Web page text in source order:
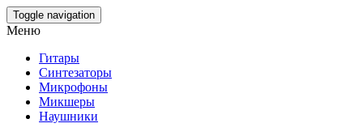
Skip
to
content
Toggle navigation
Меню
Гитары
Синтезаторы
Микрофоны
Микшеры
Наушники